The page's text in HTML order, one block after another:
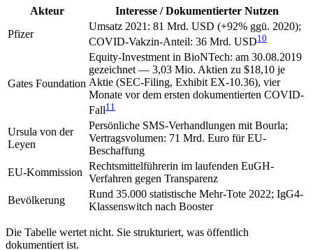
Akteur
Interesse / Dokumentierter Nutzen
Pfizer
Umsatz 2021: 81 Mrd. USD (+92% ggü. 2020);
COVID-Vakzin-Anteil: 36 Mrd. USD10
Gates Foundation
Equity-Investment in BioNTech: am 30.08.2019
gezeichnet — 3,03 Mio. Aktien zu $18,10 je
Aktie (SEC-Filing, Exhibit EX-10.36), vier
Monate vor dem ersten dokumentierten COVID-
Fall11
Ursula von der
Leyen
Persönliche SMS-Verhandlungen mit Bourla;
Vertragsvolumen: 71 Mrd. Euro für EU-
Beschaffung
EU-Kommission
Rechtsmittelführerin im laufenden EuGH-
Verfahren gegen Transparenz
Bevölkerung
Rund 35.000 statistische Mehr-Tote 2022; IgG4-
Klassenswitch nach Booster
Die Tabelle wertet nicht. Sie strukturiert, was öffentlich
dokumentiert ist.